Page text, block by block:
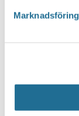
Marknadsföring
never
Tillväxt
mistakes in